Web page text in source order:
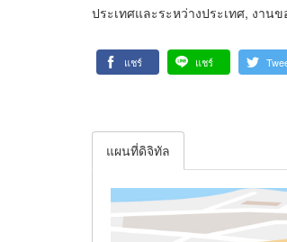
ประเทศและระหว่างประเทศ, งาน
แชร์ แชร์
แผนที่ดิจิทัล